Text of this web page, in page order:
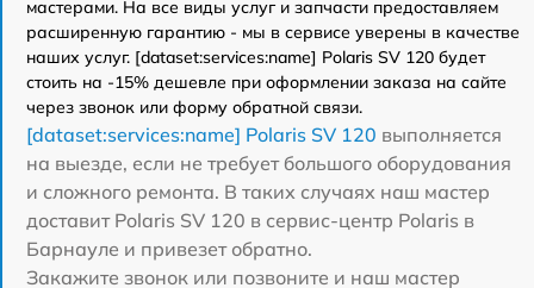
мастерами. На все виды услуг и запчасти предоставляем
расширенную гарантию - мы в сервисе уверены в качестве
наших услуг. [dataset:services:name] Polaris SV 120 будет
стоить на -15% дешевле при оформлении заказа на сайте
через звонок или форму обратной связи.
[dataset:services:name] Polaris SV 120 выполняется
на выезде, если не требует большого оборудования
и сложного ремонта. В таких случаях наш мастер
доставит Polaris SV 120 в сервис-центр Polaris в
Барнауле и привезет обратно.
Закажите звонок или позвоните и наш мастер